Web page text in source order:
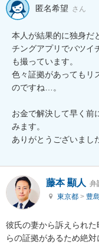
匿名希望 さん
本人が結果的に独身だ
チングアプリでバツイ
も撮っています。
色々証拠があってもリ
のですね…。
お金で解決して早く前
みます。
ありがとうございまし
藤本 顯人 弁
東京都 > 豊
彼氏の妻から訴えられ
らの証拠があるため絶